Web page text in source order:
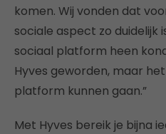
komen. Wij vonden dat
sociale aspect zo duidelijk
sociaal platform heen
Hyves geworden, maar
platform kunnen gaan.”
Met Hyves bereik je bijna